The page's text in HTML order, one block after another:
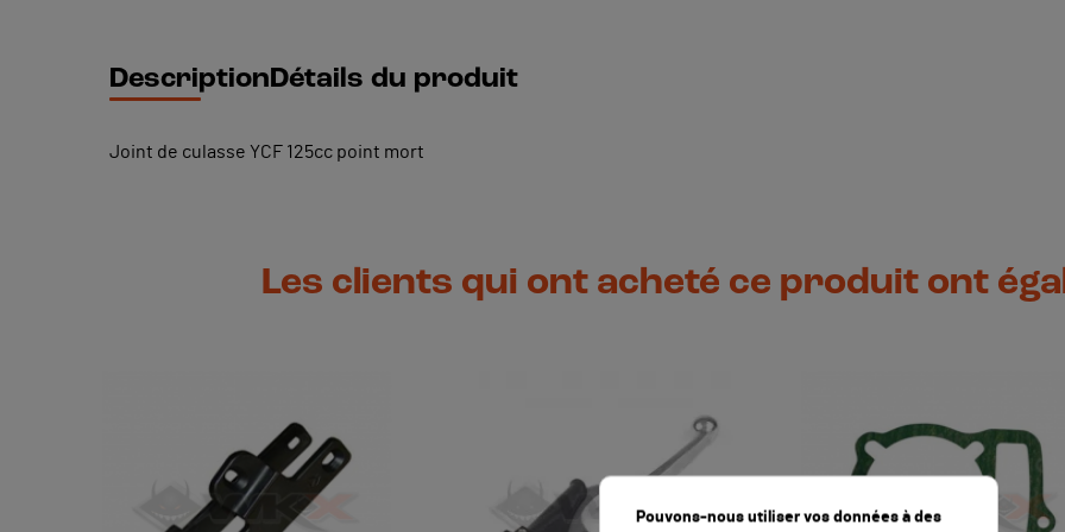
DescriptionDétails du produit
Joint de culasse YCF 125cc point mort
Les clients qui ont acheté ce produit ont
Pouvons-nous utiliser vos données à des